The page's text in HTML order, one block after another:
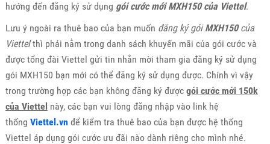
hướng đến đăng ký sử dụng gói cước mới MXH150 của Viettel.
Lưu ý ngoài ra thuê bao của bạn muốn đăng ký góiMXH150của
Viettelthì phải nằm trong danh sách khuyến mãi của gói cước và
được tổng đài Viettel gửi tin nhắn mời tham gia đăng ký sử dụng
gói MXH150 bạn mới có thể đăng ký sử dụng được. Chính vì vậy
trong trường hợp các bạn không đăng ký được gói cước mới 150k
của Viettel này, các bạn vui lòng đăng nhập vào link hệ
thống Viettel.vnđể kiểm tra thuê bao của bạn được hệ thống
Viettel áp dụng gói cước ưu đãi nào dành riêng cho mình nhé.